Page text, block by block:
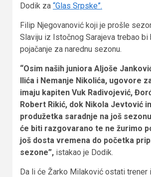
Dodik za “Glas Srpske”.
Filip Njegovanović koji je prošle
Slaviju iz Istočnog Sarajeva trebao bi
pojačanje za narednu sezonu.
“Osim naših juniora Aljoše
Ilića i Nemanje Nikolića, ugovore
imaju kapiten Vuk Radivojević,
Robert Rikić, dok Nikola Jevtović
produžetka saradnje na još
će biti razgovarano te ne žurimo
još dosta vremena do početka
sezone”, istakao je Dodik.
Da li će Žarko Milaković ostati trener